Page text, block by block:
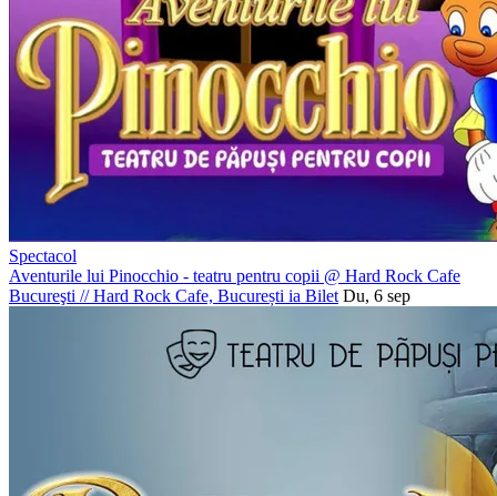
Spectacol
Aventurile lui Pinocchio - teatru pentru copii @ Hard Rock Cafe
Bucureşti //Hard Rock Cafe, București ia Bilet Du, 6 sep